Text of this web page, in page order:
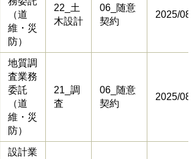
（道
維・災
防）
22_土
木設計
06_随意
契約
2025/
地質調
査業務
委託
（道
維・災
防）
21_調
査
06_随意
契約
2025/
設計業